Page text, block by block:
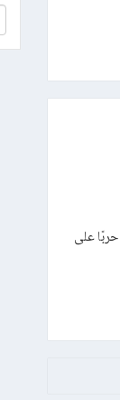
، تشـن حربًا على